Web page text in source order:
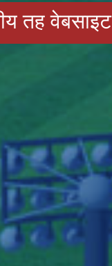
तह वेबसाइट